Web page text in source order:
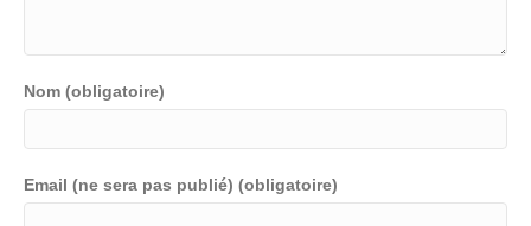
Nom (obligatoire)
Email (ne sera pas publié) (obligatoire)